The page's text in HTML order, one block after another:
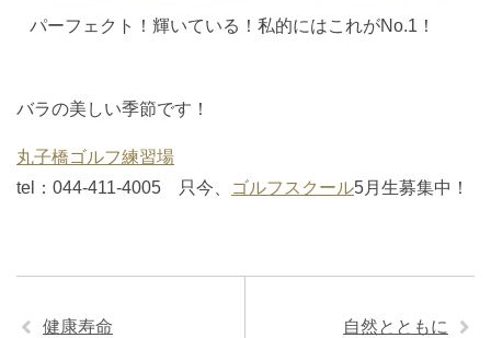
パーフェクト！輝いている！私的にはこれがNo.1！
バラの美しい季節です！
丸子橋ゴルフ練習場
tel：044-411-4005 只今、
ゴルフスクール5月生募集中！
健康寿命 自然とともに